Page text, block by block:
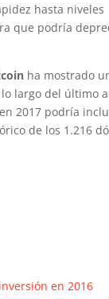
hasta niveles
que podría
ha mostrado
largo del último
2017 podría
de los 1.216
en 2016